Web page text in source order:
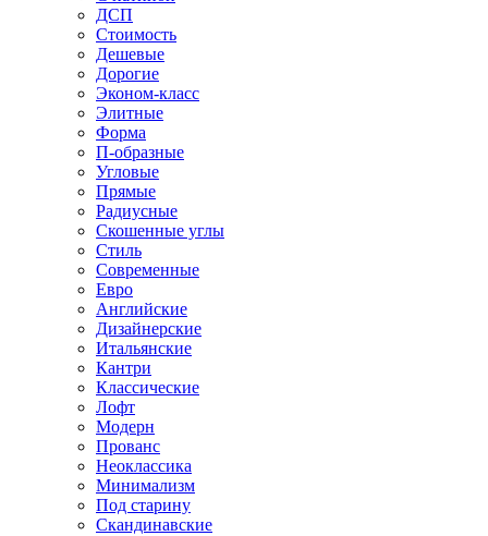
ДСП
Стоимость
Дешевые
Дорогие
Эконом-класс
Элитные
Форма
П-образные
Угловые
Прямые
Радиусные
Скошенные углы
Стиль
Современные
Евро
Английские
Дизайнерские
Итальянские
Кантри
Классические
Лофт
Модерн
Прованс
Неоклассика
Минимализм
Под старину
Скандинавские